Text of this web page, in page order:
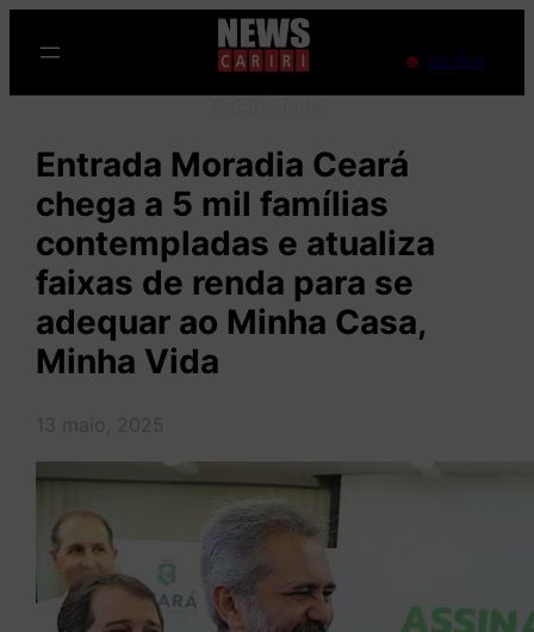
para
o
Ao Vivo
Entrada Moradia Ceará
chega a 5 mil famílias
contempladas e atualiza
faixas de renda para se
adequar ao Minha Casa,
Minha Vida
13 maio, 2025